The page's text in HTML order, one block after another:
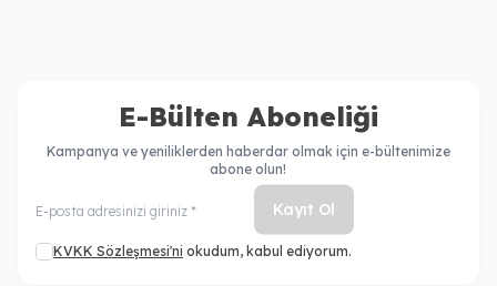
E-Bülten Aboneliği
Kampanya ve yeniliklerden haberdar olmak için e-bültenimize
abone olun!
Kayıt Ol
KVKK Sözleşmesi'ni okudum, kabul ediyorum.